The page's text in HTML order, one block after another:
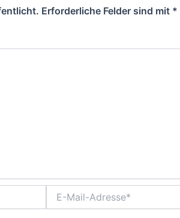
Erforderliche Felder sind mit *
Mail-